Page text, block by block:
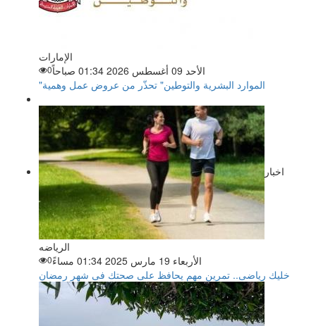
الإمارات
الأحد 09 أغسطس 2026 01:34 صباحاً
0
"الموارد البشرية والتوطين" تحذّر من عروض عمل وهمية
اخبار
الرياضه
الأربعاء 19 مارس 2025 01:34 مساءً
0
خليك رياضى.. تمرين مهم يحافظ على صحتك فى شهر رمضان